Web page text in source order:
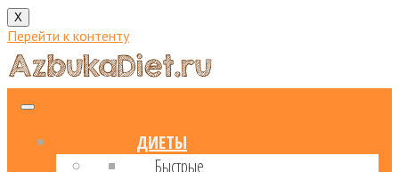
X
Перейти к контенту
ДИЕТЫ
Быстрые